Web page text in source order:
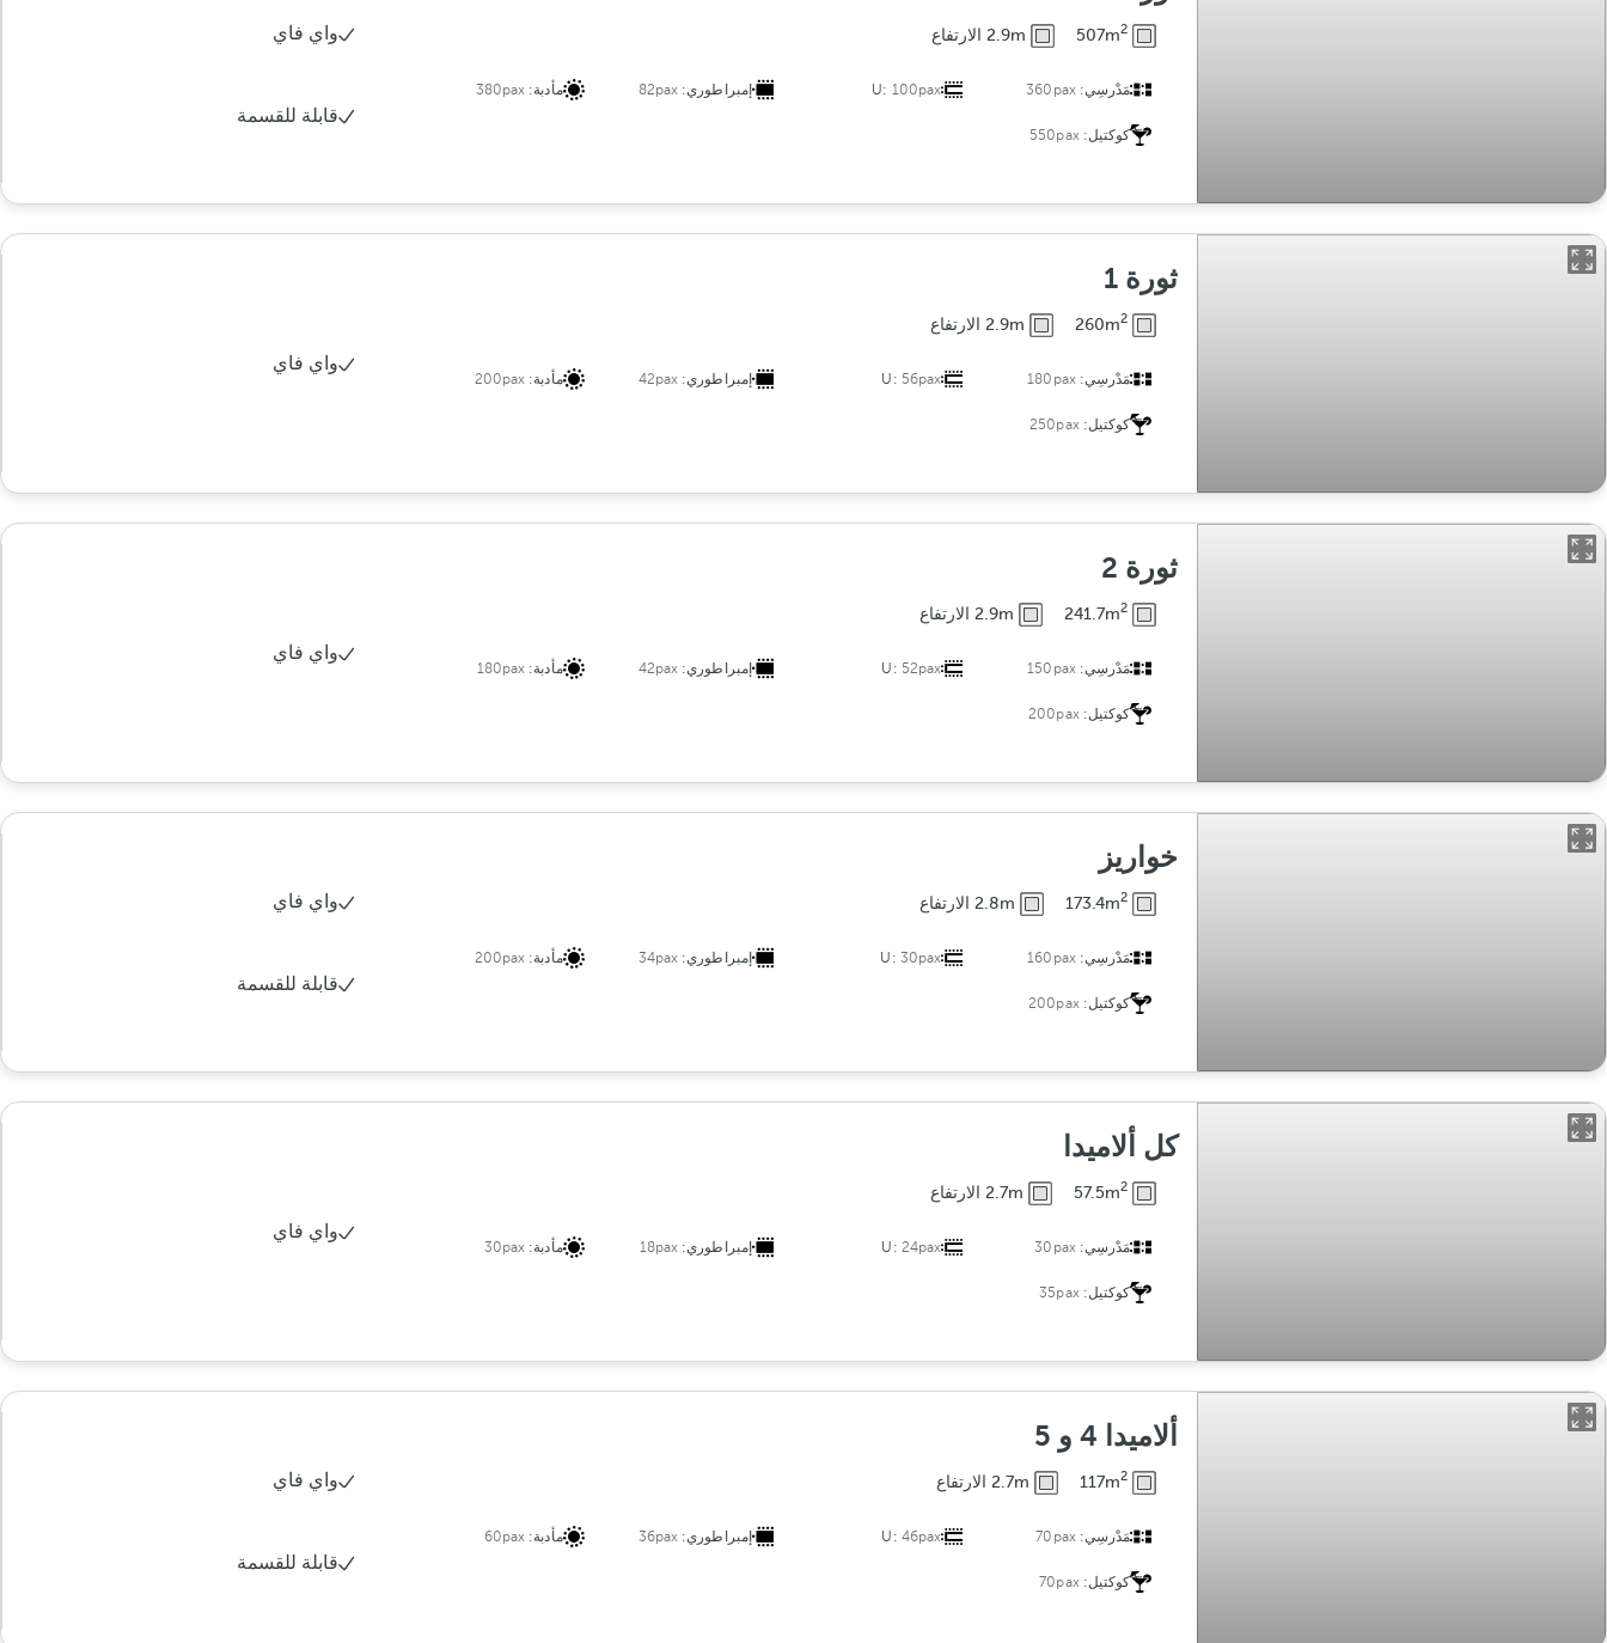
507m2 2.9m الارتفاع
مَدْرسِي:360pax
U: 100pax إمبراطوري: 82pax مأدبة: 380pax
كوكتيل:550pax
واي فاي
قابلة للقسمة
ثورة 1
260m2 2.9m الارتفاع
مَدْرسِي:180pax
U: 56pax إمبراطوري: 42pax مأدبة: 200pax
كوكتيل:250pax
واي فاي
ثورة 2
241.7m2 2.9m الارتفاع
مَدْرسِي:150pax
U: 52pax إمبراطوري: 42pax مأدبة: 180pax
كوكتيل:200pax
واي فاي
خواريز
173.4m2 2.8m الارتفاع
مَدْرسِي:160pax
U: 30pax إمبراطوري: 34pax مأدبة: 200pax
كوكتيل:200pax
واي فاي
قابلة للقسمة
كل ألاميدا
57.5m2 2.7m الارتفاع
مَدْرسِي:30pax
U: 24pax إمبراطوري: 18pax مأدبة: 30pax
كوكتيل:35pax
واي فاي
ألاميدا 4 و 5
117m2 2.7m الارتفاع
مَدْرسِي:70pax
U: 46pax إمبراطوري: 36pax مأدبة: 60pax
كوكتيل:70pax
واي فاي
قابلة للقسمة